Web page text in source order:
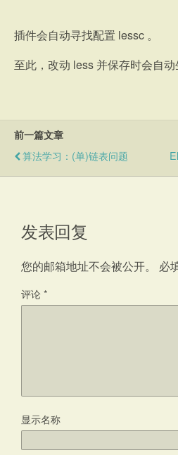
插件会自动寻找配置 lessc 。
至此，改动 less 并保存时会自
前一篇文章
算法学习：(单)链表问题
发表回复
您的邮箱地址不会被公开。 必
评论*
显示名称